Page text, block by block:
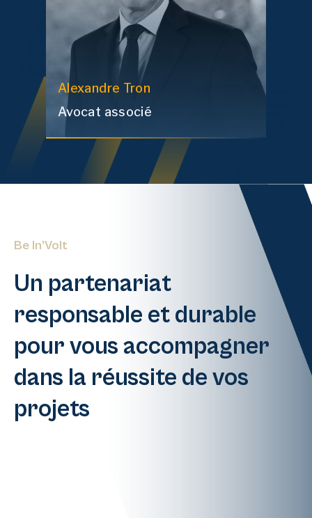
Alexandre Tron
Avocat associé
Be In’Volt
Un partenariat
responsable et durable
pour vous accompagner
dans la réussite de vos
projets